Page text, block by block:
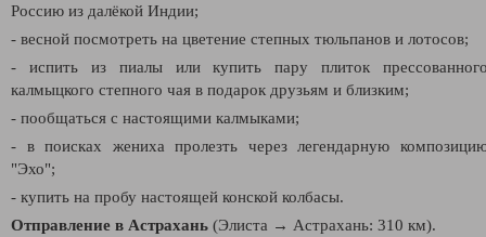
Россию из далёкой Индии;
- весной посмотреть на цветение степных тюльпанов и лотосов;
- испить из пиалы или купить пару плиток
калмыцкого степного чая в подарок друзьям и близким;
- пообщаться с настоящими калмыками;
- в поисках жениха пролезть через легендарную
"Эхо";
- купить на пробу настоящей конской колбасы.
Отправление в Астрахань (Элиста → Астрахань: 310 км).